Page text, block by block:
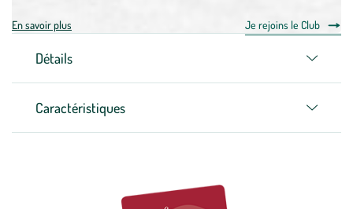
En savoir plus Je rejoins le Club
Détails
Caractéristiques